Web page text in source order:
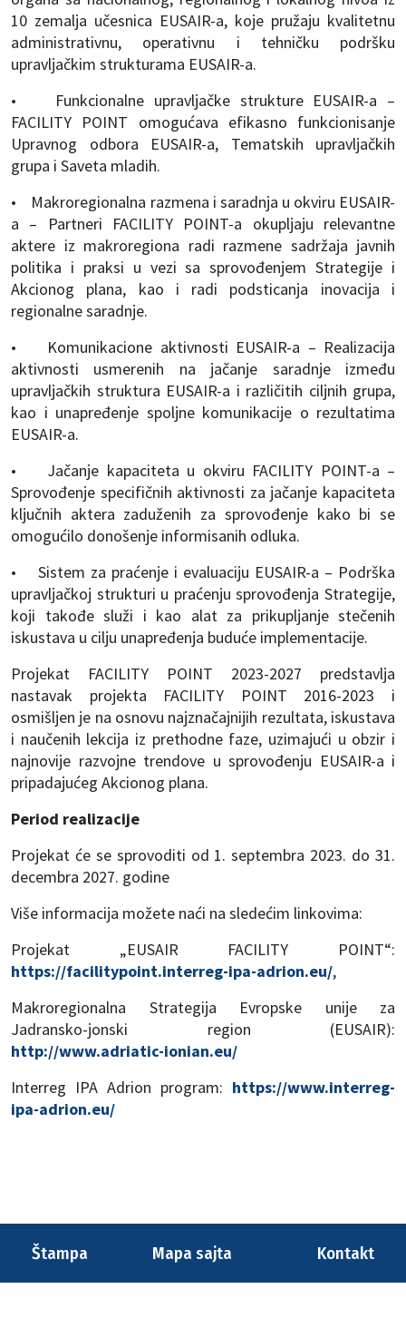
10 zemalja učesnica EUSAIR-a, koje pružaju kvalitetnu
administrativnu, operativnu i tehničku podršku
upravljačkim strukturama EUSAIR-a.
• Funkcionalne upravljačke strukture EUSAIR-a –
FACILITY POINT omogućava efikasno funkcionisanje
Upravnog odbora EUSAIR-a, Tematskih upravljačkih
grupa i Saveta mladih.
• Makroregionalna razmena i saradnja u okviru EUSAIR-
a – Partneri FACILITY POINT-a okupljaju relevantne
aktere iz makroregiona radi razmene sadržaja javnih
politika i praksi u vezi sa sprovođenjem Strategije i
Akcionog plana, kao i radi podsticanja inovacija i
regionalne saradnje.
• Komunikacione aktivnosti EUSAIR-a – Realizacija
aktivnosti usmerenih na jačanje saradnje između
upravljačkih struktura EUSAIR-a i različitih ciljnih grupa,
kao i unapređenje spoljne komunikacije o rezultatima
EUSAIR-a.
• Jačanje kapaciteta u okviru FACILITY POINT-a –
Sprovođenje specifičnih aktivnosti za jačanje kapaciteta
ključnih aktera zaduženih za sprovođenje kako bi se
omogućilo donošenje informisanih odluka.
• Sistem za praćenje i evaluaciju EUSAIR-a – Podrška
upravljačkoj strukturi u praćenju sprovođenja Strategije,
koji takođe služi i kao alat za prikupljanje stečenih
iskustava u cilju unapređenja buduće implementacije.
Projekat FACILITY POINT 2023-2027 predstavlja
nastavak projekta FACILITY POINT 2016-2023 i
osmišljen je na osnovu najznačajnijih rezultata, iskustava
i naučenih lekcija iz prethodne faze, uzimajući u obzir i
najnovije razvojne trendove u sprovođenju EUSAIR-a i
pripadajućeg Akcionog plana.
Period realizacije
Projekat će se sprovoditi od 1. septembra 2023. do 31.
decembra 2027. godine
Više informacija možete naći na sledećim linkovima:
Projekat „EUSAIR FACILITY POINT“:
https://facilitypoint.interreg-ipa-adrion.eu/,
Makroregionalna Strategija Evropske unije za
Jadransko-jonski region (EUSAIR):
http://www.adriatic-ionian.eu/
Interreg IPA Adrion program: https://www.interreg-
ipa-adrion.eu/
Štampa Mapa sajta Kontakt